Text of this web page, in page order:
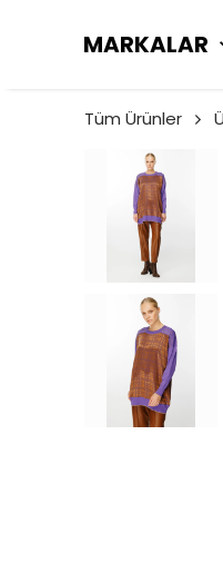
MARKALAR
Tüm Ürünler